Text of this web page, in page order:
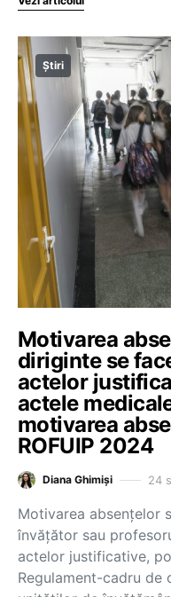
Știri
Motivarea
diriginte se
actelor
actele
motivarea
ROFUIP 2024
Diana Ghimiși 24
Motivarea absențelor
învățător sau
actelor justificative,
Regulament-cadru de